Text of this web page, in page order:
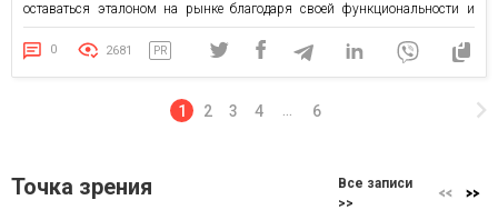
оставаться эталоном на рынке благодаря своей функциональности и
ряду других достоинств. Для желающих купить Айфон Киев предлагает
множество вариантов приобретения «яблочного» гаджета. Они могут
отличаться «железом» и рабочими возможностями. […]
0 2681 PR
1 2 3 4 … 6
Точка зрения
Все записи
>>